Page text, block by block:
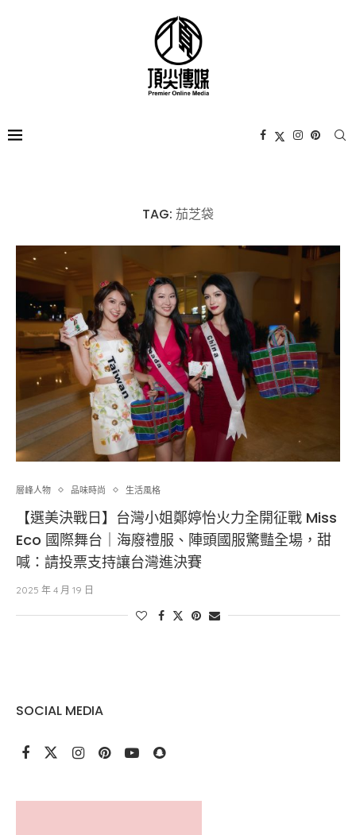
TAG: 茄芝袋
層峰⼈物 品味時尚 生活風格
【選美決戰日】台灣小姐鄭婷怡火力全開征戰 Miss
Eco 國際舞台｜海廢禮服、陣頭國服驚豔全場，甜
喊：請投票支持讓台灣進決賽
2025 年 4 月 19 日
SOCIAL MEDIA